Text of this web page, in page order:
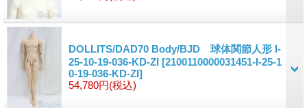
DOLLITS/DAD70 Body/BJD 球体関節人形 I-
25-10-19-036-KD-ZI [2100110000031451-I-25-1
0-19-036-KD-ZI]
54,780円(税込)